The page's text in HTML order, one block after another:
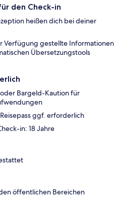
den Check-in
heißen dich bei deiner
Verfügung gestellte Informationen
Übersetzungstools
Bargeld-Kaution für
ggf. erforderlich
in: 18 Jahre
öffentlichen Bereichen